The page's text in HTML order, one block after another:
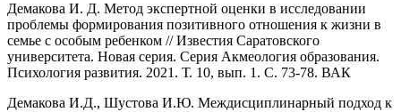
Демакова И. Д. Метод экспертной оценки в исследовании
проблемы формирования позитивного отношения к жизни в
семье с особым ребенком // Известия Саратовского
университета. Новая серия. Серия Акмеология образования.
Психология развития. 2021. Т. 10, вып. 1. С. 73-78. ВАК
Демакова И.Д., Шустова И.Ю. Междисциплинарный подход к